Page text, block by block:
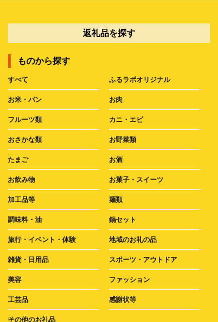
返礼品を探す
ものから探す
すべて ふるラボオリジナル
お米・パン お肉
フルーツ類 カニ・エビ
おさかな類 お野菜類
たまご お酒
お飲み物 お菓子・スイーツ
加工品等 麺類
調味料・油 鍋セット
旅行・イベント・体験 地域のお礼の品
雑貨・日用品 スポーツ・アウトドア
美容 ファッション
工芸品 感謝状等
その他のお礼品